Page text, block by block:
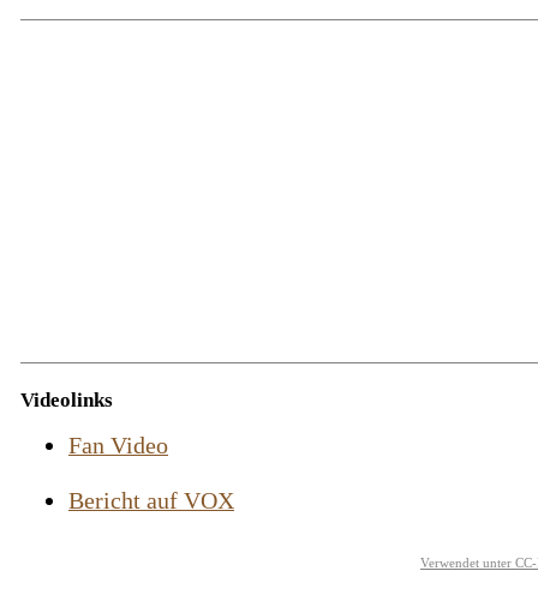
Videolinks
Fan Video
Bericht auf VOX
Verwendet unter